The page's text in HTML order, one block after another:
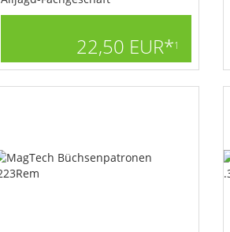
22,50 EUR*1